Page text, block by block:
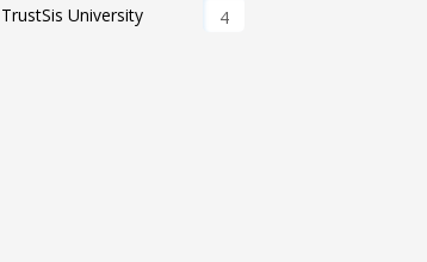
TrustSis University
4